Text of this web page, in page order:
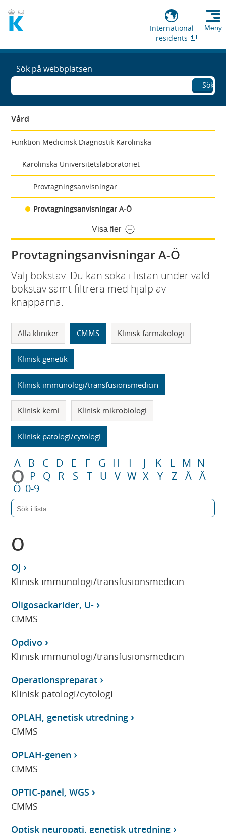
International
residents
Meny
Sök på webbplatsen
Sök
Vård
Funktion Medicinsk Diagnostik Karolinska
Karolinska Universitetslaboratoriet
Provtagningsanvisningar
Provtagningsanvisningar A-Ö
Visa fler
Provtagningsanvisningar A-Ö
Välj bokstav. Du kan söka i listan under vald
bokstav samt filtrera med hjälp av
knapparna.
Alla kliniker CMMS Klinisk farmakologi
Klinisk genetik
Klinisk immunologi/transfusionsmedicin
Klinisk kemi Klinisk mikrobiologi
Klinisk patologi/cytologi
A B C D E F G H I J K L M N
O P Q R S T U V W X Y Z Å Ä
Ö 0-9
O
OJ
Klinisk immunologi/transfusionsmedicin
Oligosackarider, U-
CMMS
Opdivo
Klinisk immunologi/transfusionsmedicin
Operationspreparat
Klinisk patologi/cytologi
OPLAH, genetisk utredning
CMMS
OPLAH-genen
CMMS
OPTIC-panel, WGS
CMMS
Optisk neuropati, genetisk utredning